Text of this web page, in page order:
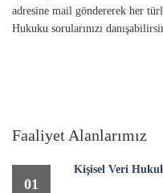
adresine mail göndererek her
Hukuku sorularınızı
Faaliyet Alanlarımız
01
Kişisel Veri